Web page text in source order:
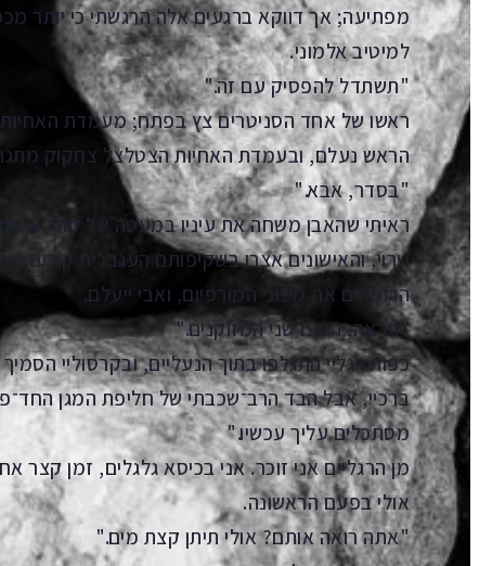
מפתיעה; אך דווקא ברגעים אלה הרגשתי כי יותר
למיטיב אלמוני.
"תשתדל להפסיק עם זה."
הראש נעלם, ובעמדת האחיות הצטלצל צחקוק
"בסדר, אבא."
ראיתי שהאבן משחה את עיניו במעטה של זוהר
גירוי, והאישונים אצרו בשקיפותם הענברית קורים
הרופאים את מינוני המורפיום, ואבי ייעלם.
"תראה, הגיעו שני המזוקנים."
כפות רגליי התגלפו בתוך הנעליים, ובקרסוליי
ברכיי, אבל הבד הרב־שכבתי של חליפת המגן
מסתכלים עליך עכשיו."
מן הרגליים אני זוכר. אני בכיסא גלגלים, זמן קצר
אולי בפעם הראשונה.
"אתה רואה אותם? אולי תיתן קצת מים."